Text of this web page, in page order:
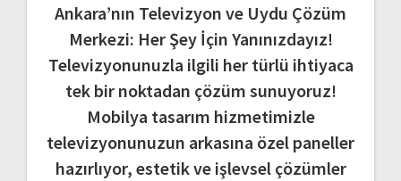
Ankara’nın Televizyon ve Uydu Çözüm
Merkezi: Her Şey İçin Yanınızdayız!
Televizyonunuzla ilgili her türlü ihtiyaca
tek bir noktadan çözüm sunuyoruz!
Mobilya tasarım hizmetimizle
televizyonunuzun arkasına özel paneller
hazırlıyor, estetik ve işlevsel çözümler